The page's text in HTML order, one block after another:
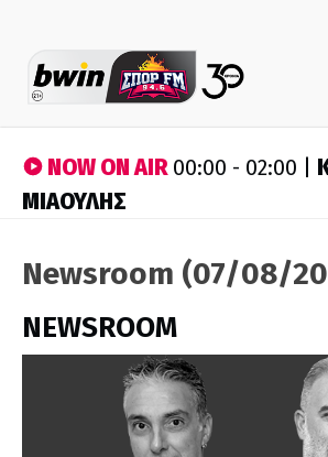
NOW ON AIR00:00 - 02:00 |
ΜΙΑΟΥΛΗΣ
Newsroom (07/08/
NEWSROOM